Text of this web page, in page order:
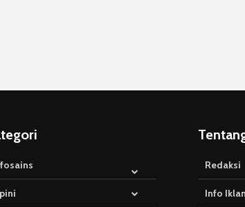
Redaksi
Info Iklan